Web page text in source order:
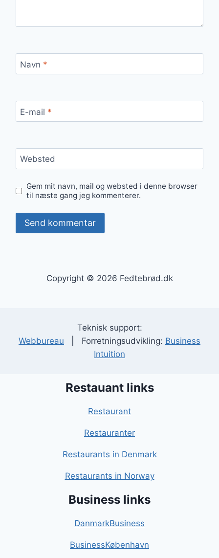
Navn *
E-mail *
Websted
Gem mit navn, mail og websted i denne browser
til næste gang jeg kommenterer.
Copyright © 2026 Fedtebrød.dk
Teknisk support:
Webbureau | Forretningsudvikling: Business
Intuition
Restauant links
Restaurant
Restauranter
Restaurants in Denmark
Restaurants in Norway
Business links
DanmarkBusiness
BusinessKøbenhavn